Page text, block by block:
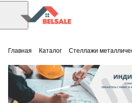
Главная Каталог Стеллажи